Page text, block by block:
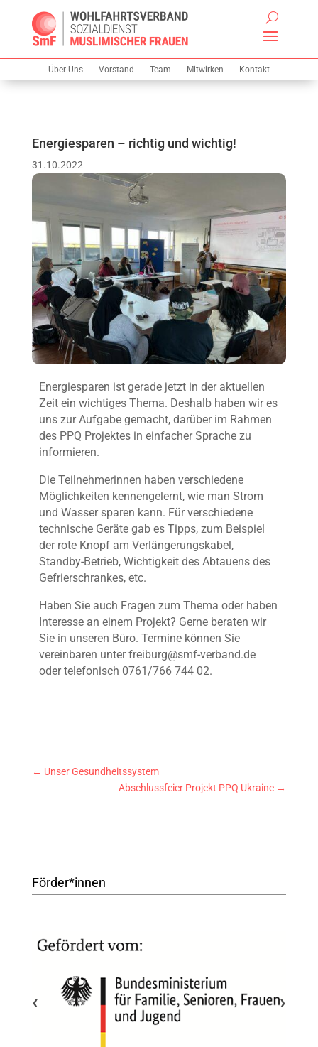
Über Uns Vorstand Team Mitwirken Kontakt
Energiesparen – richtig und wichtig!
31.10.2022
Energiesparen ist gerade jetzt in der aktuellen
Zeit ein wichtiges Thema. Deshalb haben wir es
uns zur Aufgabe gemacht, darüber im Rahmen
des PPQ Projektes in einfacher Sprache zu
informieren.
Die Teilnehmerinnen haben verschiedene
Möglichkeiten kennengelernt, wie man Strom
und Wasser sparen kann. Für verschiedene
technische Geräte gab es Tipps, zum Beispiel
der rote Knopf am Verlängerungskabel,
Standby-Betrieb, Wichtigkeit des Abtauens des
Gefrierschrankes, etc.
Haben Sie auch Fragen zum Thema oder haben
Interesse an einem Projekt? Gerne beraten wir
Sie in unseren Büro. Termine können Sie
vereinbaren unter freiburg@smf-verband.de
oder telefonisch 0761/766 744 02.
← Unser Gesundheitssystem
Abschlussfeier Projekt PPQ Ukraine →
Förder*innen
‹ ›